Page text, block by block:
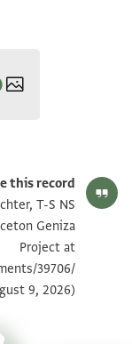
T-S NS 204.32 1v
תנאי היתר שימוש
this record:
T-S NS
Geniza
Project at
39706/
9, 2026).